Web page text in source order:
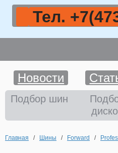
Тел.
Шины
Диски
Новости
Подбор шин
Главная / Шины / Forward /